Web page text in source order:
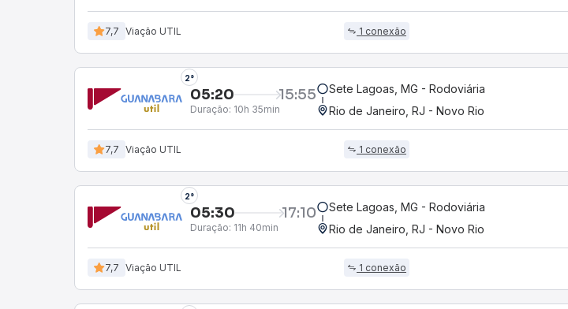
7,7 Viação UTIL 1 conexão
2°
05:20 15:55
Duração: 10h 35min
Sete Lagoas, MG - Rodoviária
Rio de Janeiro, RJ - Novo Rio
7,7 Viação UTIL 1 conexão
2°
05:30 17:10
Duração: 11h 40min
Sete Lagoas, MG - Rodoviária
Rio de Janeiro, RJ - Novo Rio
7,7 Viação UTIL 1 conexão